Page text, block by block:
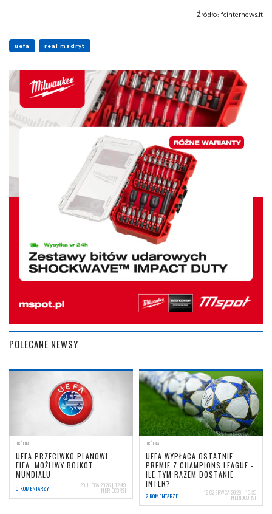
Źródło: fcinternews.it
uefa real madryt
POLECANE NEWSY
OGÓLNA
UEFA PRZECIWKO PLANOWI
FIFA. MOŻLIWY BOJKOT
MUNDIALU
0 KOMENTARZY 29 LIPCA 2026 | 12:49
NERIOCORSI
OGÓLNA
UEFA WYPŁACA OSTATNIE
PREMIE Z CHAMPIONS LEAGUE -
ILE TYM RAZEM DOSTANIE
INTER?
2 KOMENTARZE 12 CZERWCA 2026 | 15:35
NERIOCORSI